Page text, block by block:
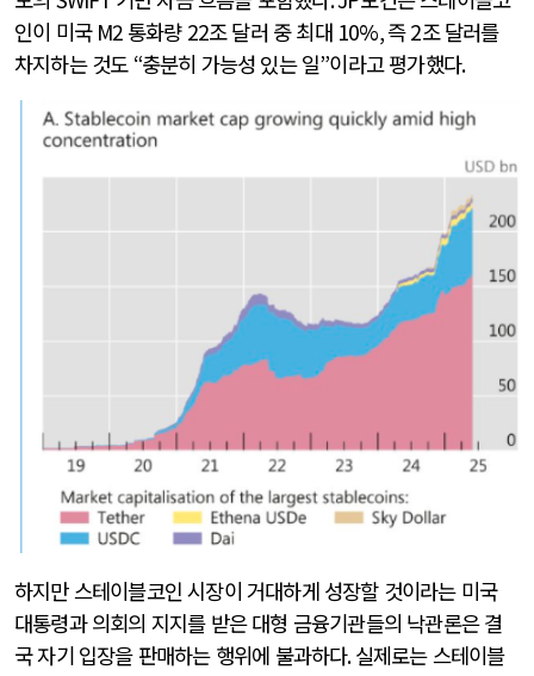
인이 미국 M2 통화량 22조 달러 중 최대 10%,즉2조 달러를
차지하는 것도 “충분히 가능성 있는 일”이라고 평가했다.
하지만 스테이블코인 시장이 거대하게 성장할 것이라는 미국
대통령과 의회의 지지를 받은 대형 금융기관들의 낙관론은 결
국 자기 입장을 판매하는 행위에 불과하다.실제로는 스테이블